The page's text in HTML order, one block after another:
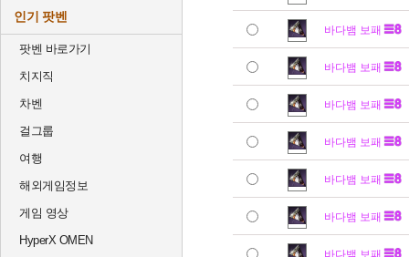
인기 팟벤
팟벤 바로가기
치지직
차벤
걸그룹
여행
해외게임정보
게임 영상
HyperX OMEN
바다뱀 보패
바다뱀 보패
바다뱀 보패
바다뱀 보패
바다뱀 보패
바다뱀 보패
바다뱀 보패